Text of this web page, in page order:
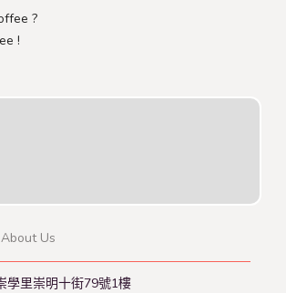
?
!
Us
學里崇明十街79號1樓